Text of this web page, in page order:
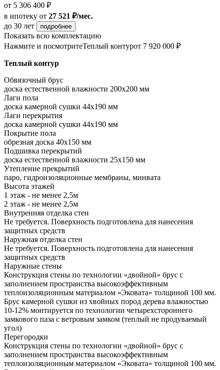
от 5 306 400 ₽
в ипотеку от 27 521 ₽/мес.
до 30 лет
подробнее
Показать всю комплектацию
Нажмите и посмотритеТеплый контурот 7 920 000 ₽
Теплый контур
Обвязочный брус
доска естественной влажности 200х200 мм
Лаги пола
доска камерной сушки 44х190 мм
Лаги перекрытия
доска камерной сушки 44х190 мм
Покрытие пола
обрезная доска 40х150 мм
Подшивка перекрытий
доска естественной влажности 25х150 мм
Утепление прекрытий
паро, гидроизоляционные мембраны, минвата
Высота этажей
1 этаж - не менее 2,5м
2 этаж - не менее 2,5м
Внутренняя отделка стен
Не требуется. Поверхность подготовлена для нанесения
защитных средств
Наружная отделка стен
Не требуется. Поверхность подготовлена для нанесения
защитных средств
Наружные стены
Конструкция стены по технологии «двойной» брус с
заполнением пространства высокоэффективным
теплоизоляционным материалом «Эковата» толщиной 100 мм.
Брус камерной сушки из хвойных пород дерева влажностью
10-12% монтируется по технологии четырехстороннего
замкового паза с ветровым замком (теплый не продуваемый
угол)
Перегородки
Конструкция стены по технологии «двойной» брус с
заполнением пространства высокоэффективным
теплоизоляционным материалом «Эковата» толщиной 100 мм.